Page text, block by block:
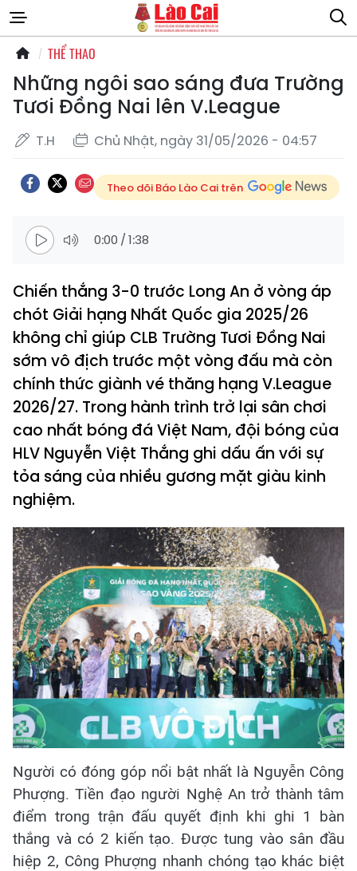
THỂ THAO
Những ngôi sao sáng đưa Trường
Tươi Đồng Nai lên V.League
T.H Chủ Nhật, ngày 31/05/2026 - 04:57
Theo dõi Báo Lào Cai trên
0:00 /1:38
Chiến thắng 3-0 trước Long An ở vòng áp
chót Giải hạng Nhất Quốc gia 2025/26
không chỉ giúp CLB Trường Tươi Đồng Nai
sớm vô địch trước một vòng đấu mà còn
chính thức giành vé thăng hạng V.League
2026/27. Trong hành trình trở lại sân chơi
cao nhất bóng đá Việt Nam, đội bóng của
HLV Nguyễn Việt Thắng ghi dấu ấn với sự
tỏa sáng của nhiều gương mặt giàu kinh
nghiệm.
Người có đóng góp nổi bật nhất là Nguyễn Công
Phượng. Tiền đạo người Nghệ An trở thành tâm
điểm trong trận đấu quyết định khi ghi 1 bàn
thắng và có 2 kiến tạo. Được tung vào sân đầu
hiệp 2, Công Phượng nhanh chóng tạo khác biệt